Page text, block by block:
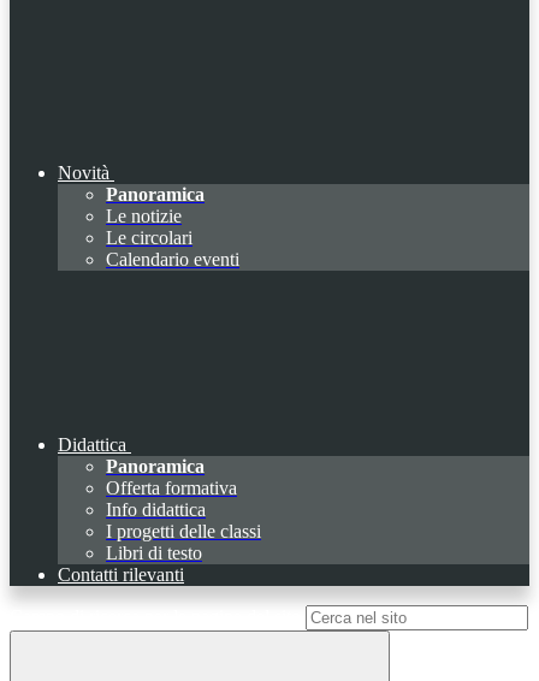
Novità
Panoramica
Le notizie
Le circolari
Calendario eventi
Didattica
Panoramica
Offerta formativa
Info didattica
I progetti delle classi
Libri di testo
Contatti rilevanti